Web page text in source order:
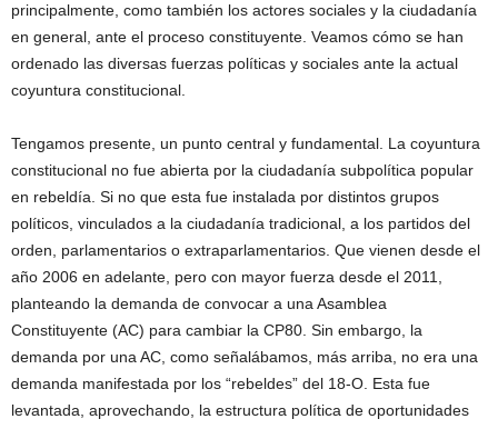
principalmente, como también los actores sociales y la ciudadanía
en general, ante el proceso constituyente. Veamos cómo se han
ordenado las diversas fuerzas políticas y sociales ante la actual
coyuntura constitucional.
Tengamos presente, un punto central y fundamental. La coyuntura
constitucional no fue abierta por la ciudadanía subpolítica popular
en rebeldía. Si no que esta fue instalada por distintos grupos
políticos, vinculados a la ciudadanía tradicional, a los partidos del
orden, parlamentarios o extraparlamentarios. Que vienen desde el
año 2006 en adelante, pero con mayor fuerza desde el 2011,
planteando la demanda de convocar a una Asamblea
Constituyente (AC) para cambiar la CP80. Sin embargo, la
demanda por una AC, como señalábamos, más arriba, no era una
demanda manifestada por los “rebeldes” del 18-O. Esta fue
levantada, aprovechando, la estructura política de oportunidades